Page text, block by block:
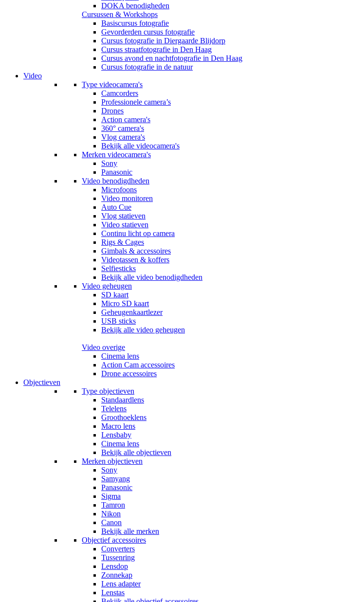
DOKA benodigheden
Cursussen & Workshops
Basiscursus fotografie
Gevorderden cursus fotografie
Cursus fotografie in Diergaarde Blijdorp
Cursus straatfotografie in Den Haag
Cursus avond en nachtfotografie in Den Haag
Cursus fotografie in de natuur
Video
Type videocamera's
Camcorders
Professionele camera’s
Drones
Action camera's
360° camera's
Vlog camera's
Bekijk alle videocamera's
Merken videocamera's
Sony
Panasonic
Video benodigdheden
Microfoons
Video monitoren
Auto Cue
Vlog statieven
Video statieven
Continu licht op camera
Rigs & Cages
Gimbals & accessoires
Videotassen & koffers
Selfiesticks
Bekijk alle video benodigdheden
Video geheugen
SD kaart
Micro SD kaart
Geheugenkaartlezer
USB sticks
Bekijk alle video geheugen
Video overige
Cinema lens
Action Cam accessoires
Drone accessoires
Objectieven
Type objectieven
Standaardlens
Telelens
Groothoeklens
Macro lens
Lensbaby
Cinema lens
Bekijk alle objectieven
Merken objectieven
Sony
Samyang
Panasonic
Sigma
Tamron
Nikon
Canon
Bekijk alle merken
Objectief accessoires
Converters
Tussenring
Lensdop
Zonnekap
Lens adapter
Lenstas